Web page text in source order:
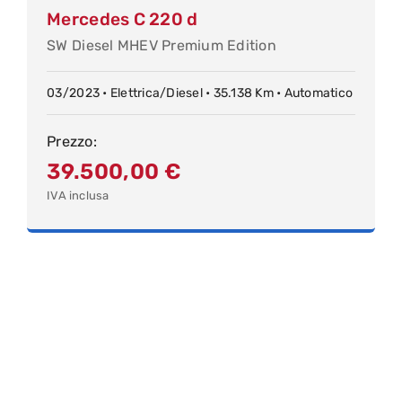
Mercedes C 220 d
SW Diesel MHEV Premium Edition
03/2023 • Elettrica/Diesel • 35.138 Km • Automatico
Prezzo:
39.500,00 €
IVA inclusa